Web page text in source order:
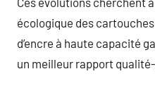
écologique des
d’encre à haute capacité
un meilleur rapport